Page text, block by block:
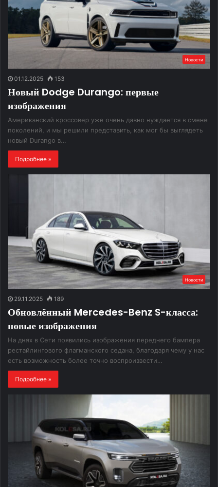
Новости
01.12.2025 153
Новый Dodge Durango: первые
изображения
Американский кроссовер уже очень давно нуждается в смене
поколений, и мы решили представить, как мог бы выглядеть
новый Durango в…
Подробнее »
Новости
29.11.2025 189
Обновлённый Mercedes-Benz S-класса:
новые изображения
На днях в Сети появились изображения переднего бампера
рестайлингового флагманского седана, благодаря чему у нас
есть возможность более точно воспроизвести…
Подробнее »